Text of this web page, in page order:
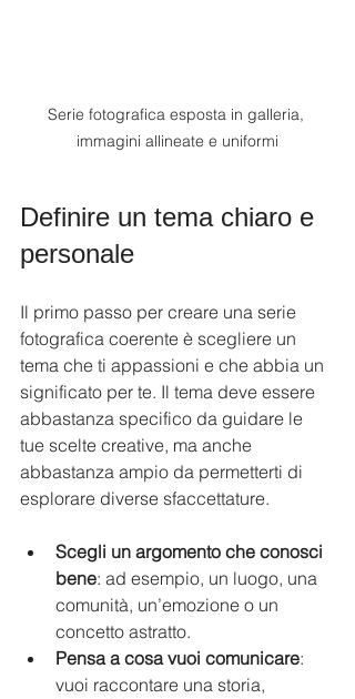
Serie fotografica esposta in galleria,
immagini allineate e uniformi
Definire un tema chiaro e
personale
Il primo passo per creare una serie
fotografica coerente è scegliere un
tema che ti appassioni e che abbia un
significato per te. Il tema deve essere
abbastanza specifico da guidare le
tue scelte creative, ma anche
abbastanza ampio da permetterti di
esplorare diverse sfaccettature.
Scegli un argomento che conosci
bene: ad esempio, un luogo, una
comunità, un’emozione o un
concetto astratto.
Pensa a cosa vuoi comunicare:
vuoi raccontare una storia,